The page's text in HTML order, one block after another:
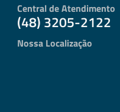
Central de Atendimento
(48) 3205-2122
Nossa Localização